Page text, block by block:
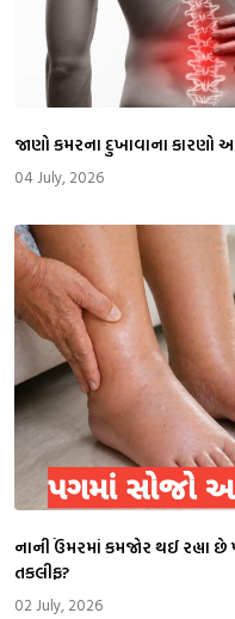
જાણો કમરના દુખાવાના કારણો
04 July, 2026
નાની ઉંમરમાં કમજોર થઈ રહ્યા
તકલીફ?
02 July, 2026